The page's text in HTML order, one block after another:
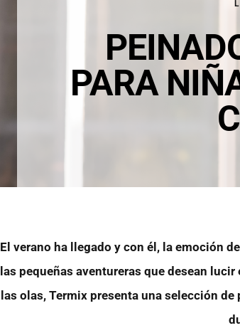
PARA
El verano ha llegado y con él, la emoción
las pequeñas aventureras que desean
las olas, Termix presenta una selección